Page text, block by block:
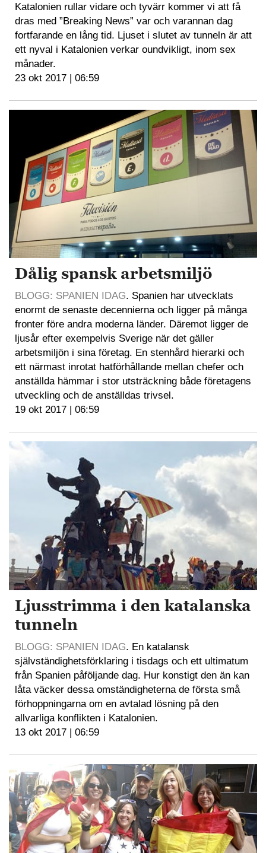
Katalonien rullar vidare och tyvärr kommer vi att få
dras med ”Breaking News” var och varannan dag
fortfarande en lång tid. Ljuset i slutet av tunneln är att
ett nyval i Katalonien verkar oundvikligt, inom sex
månader.
23 okt 2017 | 06:59
Dålig spansk arbetsmiljö
BLOGG: SPANIEN IDAG. Spanien har utvecklats
enormt de senaste decennierna och ligger på många
fronter före andra moderna länder. Däremot ligger de
ljusår efter exempelvis Sverige när det gäller
arbetsmiljön i sina företag. En stenhård hierarki och
ett närmast inrotat hatförhållande mellan chefer och
anställda hämmar i stor utsträckning både företagens
utveckling och de anställdas trivsel.
19 okt 2017 | 06:59
Ljusstrimma i den katalanska
tunneln
BLOGG: SPANIEN IDAG. En katalansk
självständighetsförklaring i tisdags och ett ultimatum
från Spanien påföljande dag. Hur konstigt den än kan
låta väcker dessa omständigheterna de första små
förhoppningarna om en avtalad lösning på den
allvarliga konflikten i Katalonien.
13 okt 2017 | 06:59